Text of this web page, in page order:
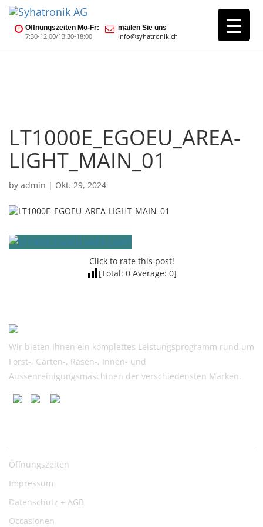
Öffnungszeiten Mo-Fr:
7:30-12:00/13:30-18:00
mailen Sie uns
info@syhatronik.ch
LT1000E_EGOEU_AREA-
LIGHT_MAIN_01
by admin | Okt. 29, 2024
Click to rate this post!
[Total: 0Average: 0]
Wir bieten Ihnen ein komplettes Leistungsprogramm rund um
Forst-, Garten-, Rasen-, Innen- und
Aussenreinigungsmaschinen der verschiedensten Marken.
Öffnungszeiten
Impressum
Datenschutz + AGB
Occasionen